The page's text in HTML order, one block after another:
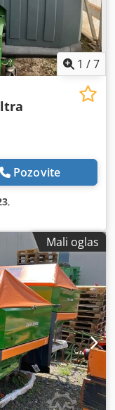
1 /7
Pozovite
,
Mali oglas